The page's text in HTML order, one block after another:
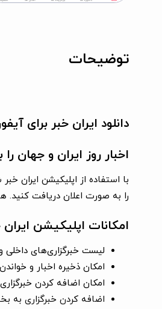
توضیحات
دانلود ایران خبر برای
اخبار روز ایران و جهان
با استفاده از اپلیکیشن ایران
را به صورت اعلان دریافت کنید.
امکانات اپلیکیشن ایران
لیست خبرگزاری‌های داخلی
امکان ذخیره اخبار و
امکان اضافه کردن
اضافه کردن خبرگزاری به